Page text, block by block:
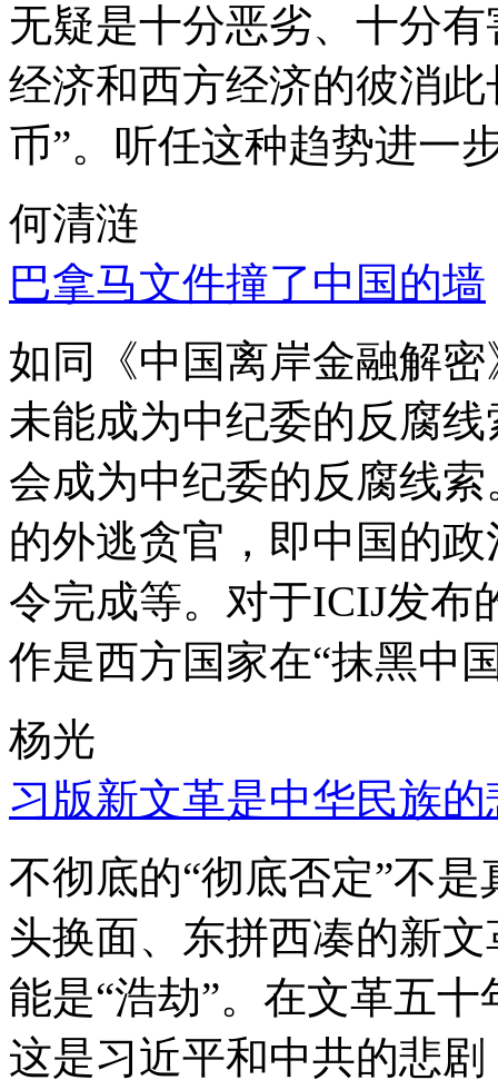
无疑是十分恶劣、十分
经济和西方经济的彼消
币”。听任这种趋势进一
何清涟
巴拿马文件撞了中国的墙
如同《中国离岸金融解
未能成为中纪委的反腐
会成为中纪委的反腐线
的外逃贪官，即中国的
令完成等。对于ICIJ发布
作是西方国家在“抹黑中
杨光
习版新文革是中华民族的
不彻底的“彻底否定”不
头换面、东拼西凑的新
能是“浩劫”。在文革五
这是习近平和中共的悲